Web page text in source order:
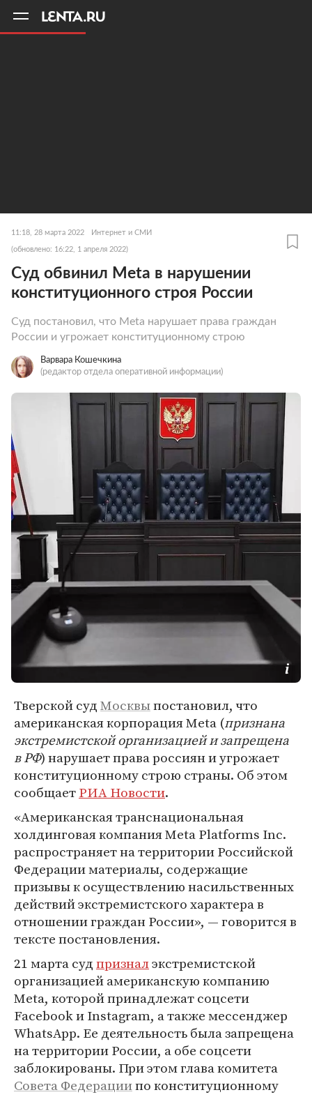
11:18, 28 марта 2022 Интернет и СМИ
(обновлено: 16:22, 1 апреля 2022)
Суд обвинил Meta в нарушении
конституционного строя России
Суд постановил, что Meta нарушает права граждан
России и угрожает конституционному строю
Варвара Кошечкина
(редактор отдела оперативной информации)
Тверской судМосквыпостановил, что
американская корпорация Meta (признана
экстремистской организацией и запрещена
в РФ) нарушает права россиян и угрожает
конституционному строю страны. Об этом
сообщаетРИА Новости.
«Американская транснациональная
холдинговая компания Meta Platforms Inc.
распространяет на территории Российской
Федерации материалы, содержащие
призывы к осуществлению насильственных
действий экстремистского характера в
отношении граждан России», — говорится в
тексте постановления.
21 марта судпризналэкстремистской
организацией американскую компанию
Meta, которой принадлежат соцсети
Facebook и Instagram, а также мессенджер
WhatsApp. Ее деятельность была запрещена
на территории России, а обе соцсети
заблокированы. При этом глава комитета
Совета Федерациипо конституционному